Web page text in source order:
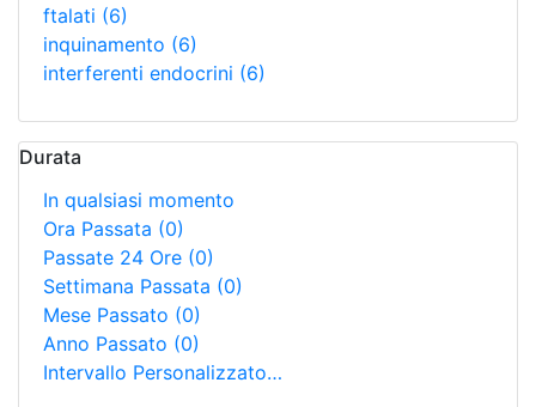
ftalati (6)
inquinamento (6)
interferenti endocrini (6)
Durata
In qualsiasi momento
Ora Passata (0)
Passate 24 Ore (0)
Settimana Passata (0)
Mese Passato (0)
Anno Passato (0)
Intervallo Personalizzato…